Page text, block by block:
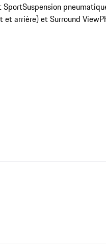
SportSuspension
et arrière) et Surround View